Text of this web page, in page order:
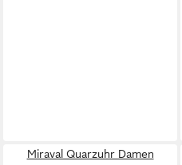
Miraval Quarzuhr Damen